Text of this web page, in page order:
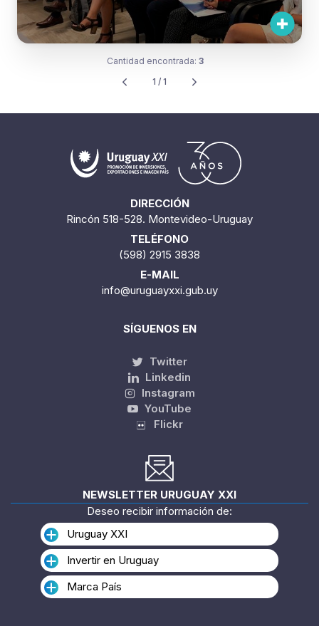
Cantidad encontrada: 3
1 / 1
DIRECCIÓN
Rincón 518-528. Montevideo-Uruguay
TELÉFONO
(598) 2915 3838
E-MAIL
info@uruguayxxi.gub.uy
SÍGUENOS EN
Twitter
Linkedin
Instagram
YouTube
Flickr
NEWSLETTER URUGUAY XXI
Deseo recibir información de:
Uruguay XXI
Invertir en Uruguay
Marca País